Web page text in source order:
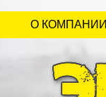
О КОМПАНИИ